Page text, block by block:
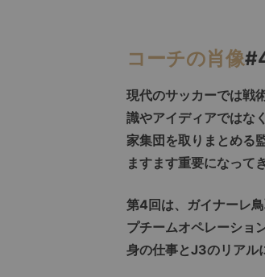
コーチの肖像
現代のサッカーでは戦
識やアイディアではな
家集団を取りまとめる
ますます重要になって
第4回は、ガイナーレ
プチームオペレーショ
身の仕事とJ3のリアル